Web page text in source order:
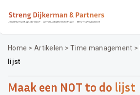
Over SD&P
Waarom SD&P
Incompany / MD traject
Home > Artikelen >Time management >
lijst
Maak een NOT to do lijst